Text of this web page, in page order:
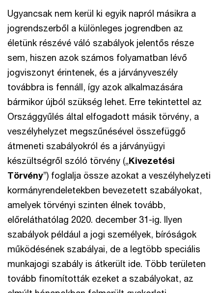
Ugyancsak nem kerül ki egyik napról másikra a
jogrendszerből a különleges jogrendben az
életünk részévé váló szabályok jelentős része
sem, hiszen azok számos folyamatban lévő
jogviszonyt érintenek, és a járványveszély
továbbra is fennáll, így azok alkalmazására
bármikor újból szükség lehet. Erre tekintettel az
Országgyűlés által elfogadott másik törvény, a
veszélyhelyzet megszűnésével összefüggő
átmeneti szabályokról és a járványügyi
készültségről szóló törvény („Kivezetési
Törvény”) foglalja össze azokat a veszélyhelyzeti
kormányrendeletekben bevezetett szabályokat,
amelyek törvényi szinten élnek tovább,
előreláthatólag 2020. december 31-ig. Ilyen
szabályok például a jogi személyek, bíróságok
működésének szabályai, de a legtöbb speciális
munkajogi szabály is átkerült ide. Több területen
tovább finomították ezeket a szabályokat, az